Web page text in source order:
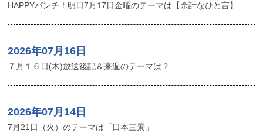
HAPPYパンチ！明日7月17日金曜のテーマは【余計なひと言】
2026年07月16日
７月１６日(木)放送後記＆来週のテーマは？
2026年07月14日
7月21日（火）のテーマは「日本三景」